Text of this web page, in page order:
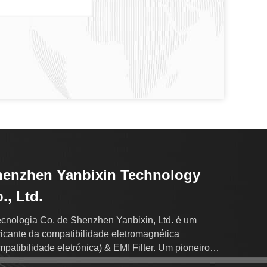
Yanbixin Technology
Ltd.
Co. de Shenzhen Yanbixin, Ltd. é um
da compatibilidade eletromagnética
eletrónica) & EMI Filter. Um pioneiro
do filtro para iem.